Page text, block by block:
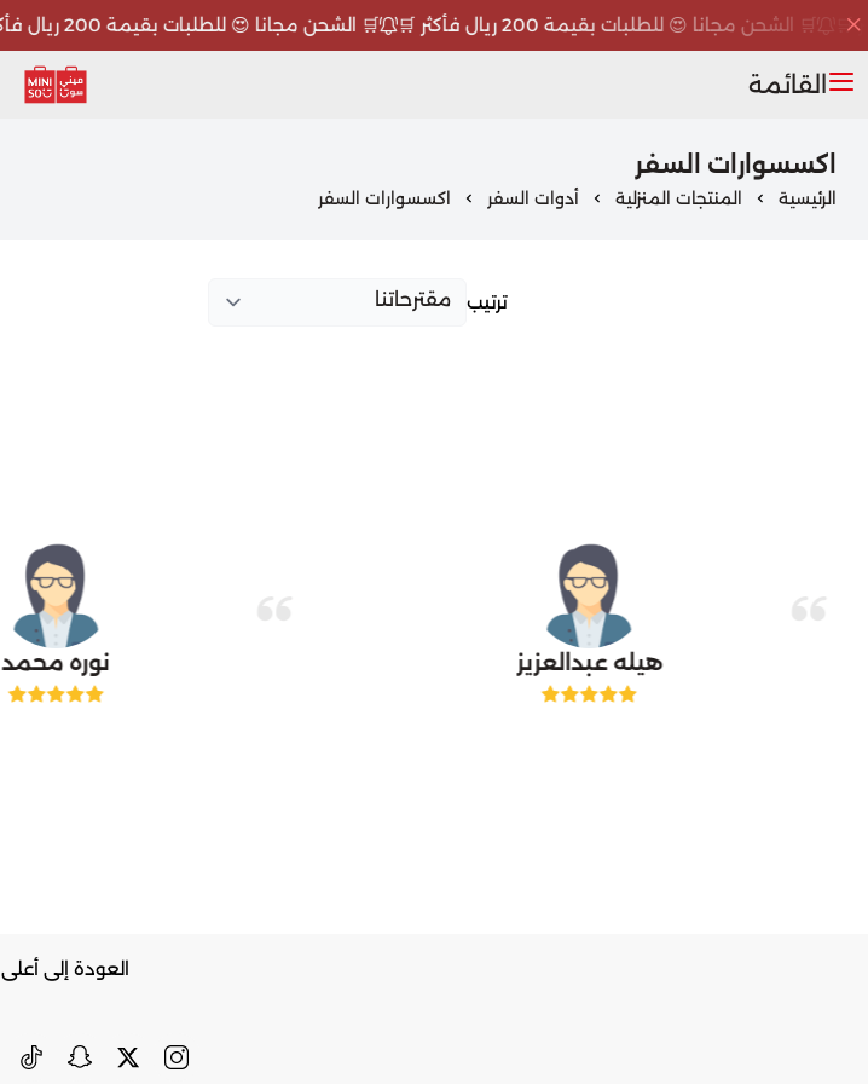
🛒 الشحن مجانا 😍 للطلبات بقيمة 200 ريال فأكثر 🛒 🛒 الشحن مجانا 😍 للطلبات بقيمة 200 ريال فأكثر 🛒
القائمة ميني سو MINISO
اكسسوارات السفر
الرئيسية المنتجات المنزلية أدوات السفر اكسسوارات السفر
ترتيب
هيله عبدالعزيز نوره محمد
العودة إلى أعلى